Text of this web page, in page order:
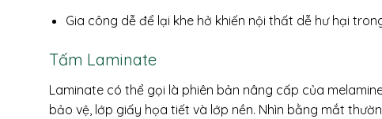
Gia công dễ để lại khe hở khiến nội thất dễ hư hại
Tấm Laminate
Laminate có thể gọi là phiên bản nâng cấp của
bảo vệ, lớp giấy họa tiết và lớp nền. Nhìn bằng mắt